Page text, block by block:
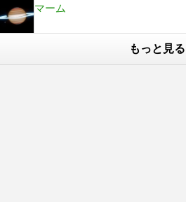
マーム
もっと見る